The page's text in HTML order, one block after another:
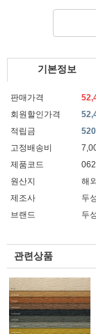
기본정보
판매가격
회원할인가격
적립금
고정배송비
제품코드
원산지
해
제조사
두
브랜드
두
관련상품